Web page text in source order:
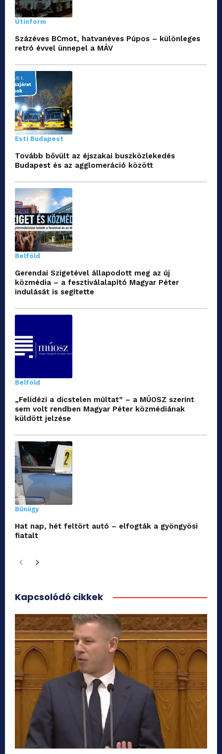
Útinform
Százéves BCmot, hatvanéves Púpos – különleges
retró évvel ünnepel a MÁV
Esti Budapest
Tovább bővült az éjszakai buszközlekedés
Budapest és az agglomeráció között
Belföld
Gerendai Szigetével állapodott meg az új
közmédia – a fesztiválalapító Magyar Péter
indulását is segítette
Belföld
„Felidézi a dicstelen múltat” – a MÚOSZ szerint
sem volt rendben Magyar Péter közmédiának
küldött jelzése
Bűnügy
Hat nap, hét feltört autó – elfogták a gyöngyösi
fiatalt
Kapcsolódó cikkek